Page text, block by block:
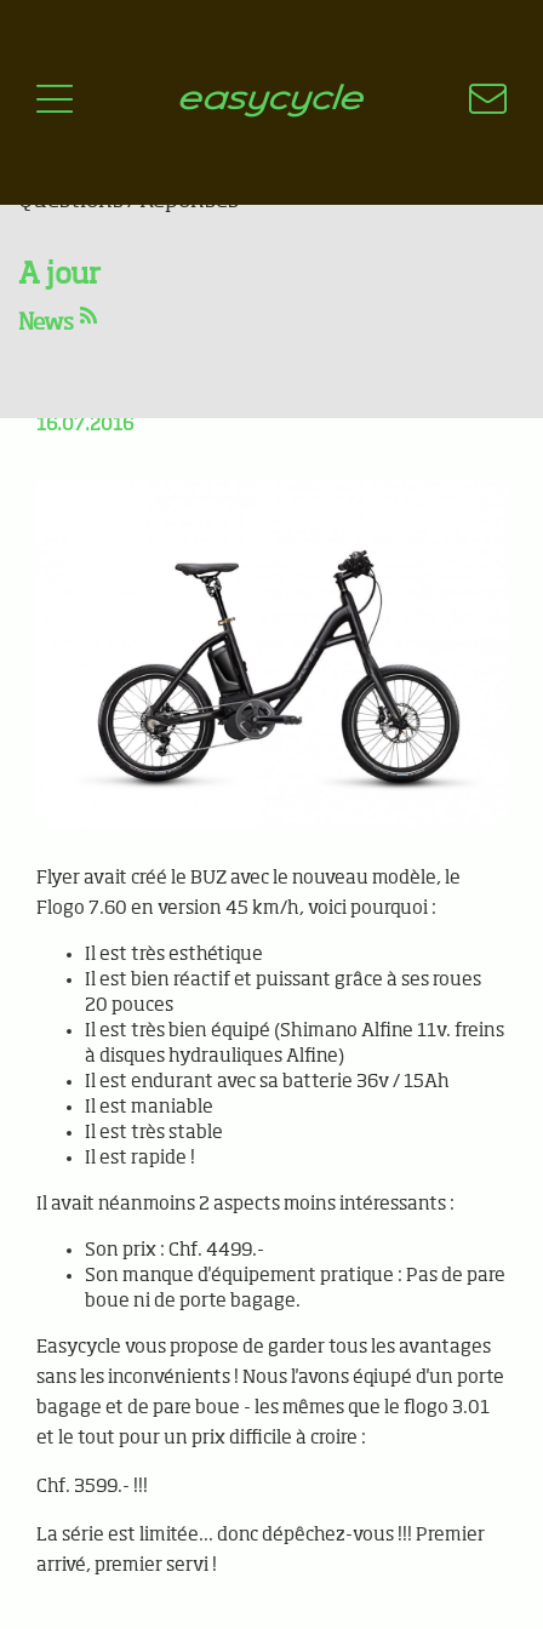
Les choix technologiques
Questions / Réponses
A jour
News
Flyer Flogo 7.60 45 km/h
tout équipé à un prix
16.07.2016
Flyer avait créé le BUZ avec le nouveau modèle, le
Flogo 7.60 en version 45 km/h, voici pourquoi :
Il est très esthétique
Il est bien réactif et puissant grâce à ses roues
20 pouces
Il est très bien équipé (Shimano Alfine 11v. freins
à disques hydrauliques Alfine)
Il est endurant avec sa batterie 36v / 15Ah
Il est maniable
Il est très stable
Il est rapide !
Il avait néanmoins 2 aspects moins intéressants :
Son prix : Chf. 4499.-
Son manque d'équipement pratique : Pas de pare
boue ni de porte bagage.
Easycycle vous propose de garder tous les avantages
sans les inconvénients ! Nous l'avons éqiupé d'un porte
bagage et de pare boue - les mêmes que le flogo 3.01
et le tout pour un prix difficile à croire :
Chf. 3599.- !!!
La série est limitée... donc dépêchez-vous !!! Premier
arrivé, premier servi !